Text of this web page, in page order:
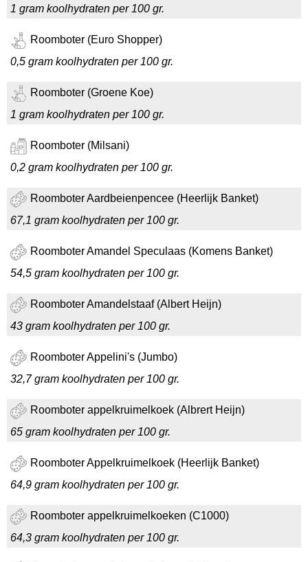
1 gram koolhydraten per 100 gr.
Roomboter (Euro Shopper)
0,5 gram koolhydraten per 100 gr.
Roomboter (Groene Koe)
1 gram koolhydraten per 100 gr.
Roomboter (Milsani)
0,2 gram koolhydraten per 100 gr.
Roomboter Aardbeienpencee (Heerlijk Banket)
67,1 gram koolhydraten per 100 gr.
Roomboter Amandel Speculaas (Komens Banket)
54,5 gram koolhydraten per 100 gr.
Roomboter Amandelstaaf (Albert Heijn)
43 gram koolhydraten per 100 gr.
Roomboter Appelini's (Jumbo)
32,7 gram koolhydraten per 100 gr.
Roomboter appelkruimelkoek (Albrert Heijn)
65 gram koolhydraten per 100 gr.
Roomboter Appelkruimelkoek (Heerlijk Banket)
64,9 gram koolhydraten per 100 gr.
Roomboter appelkruimelkoeken (C1000)
64,3 gram koolhydraten per 100 gr.